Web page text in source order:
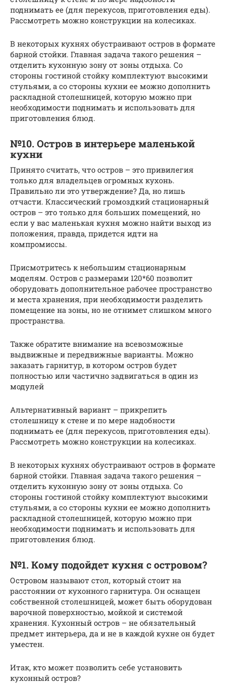
поднимать ее (для перекусов, приготовления еды).
Рассмотреть можно конструкции на колесиках.
В некоторых кухнях обустраивают остров в формате
барной стойки. Главная задача такого решения –
отделить кухонную зону от зоны отдыха. Со
стороны гостиной стойку комплектуют высокими
стульями, а со стороны кухни ее можно дополнить
раскладной столешницей, которую можно при
необходимости поднимать и использовать для
приготовления блюд.
№10. Остров в интерьере маленькой
кухни
Принято считать, что остров – это привилегия
только для владельцев огромных кухонь.
Правильно ли это утверждение? Да, но лишь
отчасти. Классический громоздкий стационарный
остров – это только для больших помещений, но
если у вас маленькая кухня можно найти выход из
положения, правда, придется идти на
компромиссы.
Присмотритесь к небольшим стационарным
моделям. Остров с размерами 120*60 позволит
оборудовать дополнительное рабочее пространство
и места хранения, при необходимости разделить
помещение на зоны, но не отнимет слишком много
пространства.
Также обратите внимание на всевозможные
выдвижные и передвижные варианты. Можно
заказать гарнитур, в котором остров будет
полностью или частично задвигаться в один из
модулей
Альтернативный вариант – прикрепить
столешницу к стене и по мере надобности
поднимать ее (для перекусов, приготовления еды).
Рассмотреть можно конструкции на колесиках.
В некоторых кухнях обустраивают остров в формате
барной стойки. Главная задача такого решения –
отделить кухонную зону от зоны отдыха. Со
стороны гостиной стойку комплектуют высокими
стульями, а со стороны кухни ее можно дополнить
раскладной столешницей, которую можно при
необходимости поднимать и использовать для
приготовления блюд.
№1. Кому подойдет кухня с островом?
Островом называют стол, который стоит на
расстоянии от кухонного гарнитура. Он оснащен
собственной столешницей, может быть оборудован
варочной поверхностью, мойкой и системой
хранения. Кухонный остров – не обязательный
предмет интерьера, да и не в каждой кухне он будет
уместен.
Итак, кто может позволить себе установить
кухонный остров?